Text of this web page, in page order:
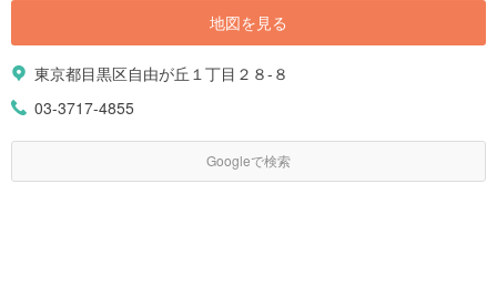
地図を見る
東京都目黒区自由が丘１丁目２８-８
03-3717-4855
Googleで検索